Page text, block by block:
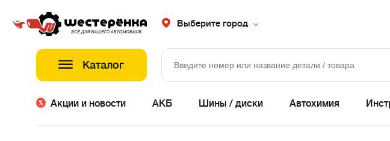
Выберите город
Каталог
Акции и новости АКБ Шины / диски Автохимия